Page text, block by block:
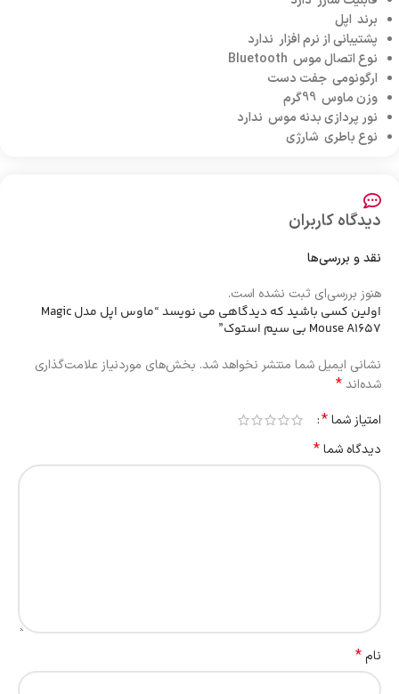
برند اپل
پشتیبانی از نرم افزار ندارد
نوع اتصال موس Bluetooth
ارگونومی جفت دست
وزن ماوس 99گرم
نور پردازی بدنه موس ندارد
نوع باطری شارژی
دیدگاه کاربران
نقد و بررسی‌ها
هنوز بررسی‌ای ثبت نشده است.
اولین کسی باشید که دیدگاهی می نویسد “ماوس اپل مدل Magic
Mouse A1657 بی سیم استوک”
نشانی ایمیل شما منتشر نخواهد شد. بخش‌های موردنیاز علامت‌گذاری
شده‌اند*
امتیاز شما*
دیدگاه شما*
نام*